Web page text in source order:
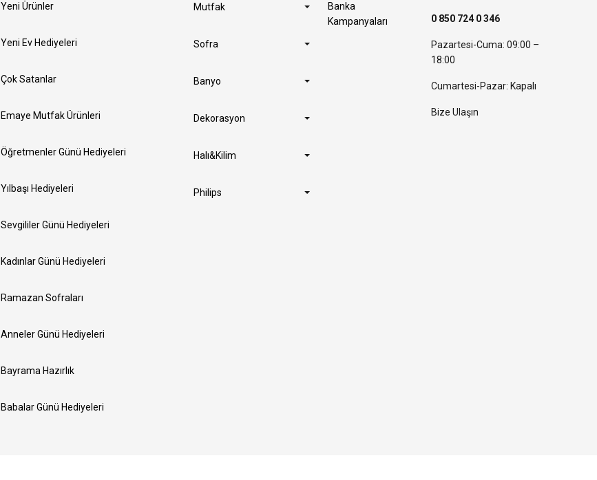
Yeni Ürünler
Yeni Ev Hediyeleri
Çok Satanlar
Emaye Mutfak Ürünleri
Öğretmenler Günü Hediyeleri
Yılbaşı Hediyeleri
Sevgililer Günü Hediyeleri
Kadınlar Günü Hediyeleri
Ramazan Sofraları
Anneler Günü Hediyeleri
Bayrama Hazırlık
Babalar Günü Hediyeleri
Mutfak
Sofra
Banyo
Dekorasyon
Halı&Kilim
Philips
Banka
Kampanyaları
0 850 724 0 346
Pazartesi-Cuma: 09:00 –
18:00
Cumartesi-Pazar: Kapalı
Bize Ulaşın